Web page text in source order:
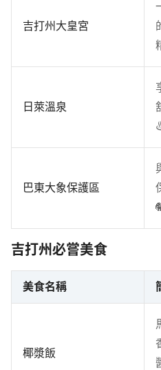
吉打州大皇宮
日萊溫泉
巴東大象保護區
吉打州必嘗美食
美食名稱
椰漿飯